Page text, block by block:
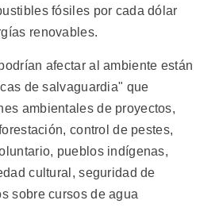
fósiles por cada dólar
renovables.
afectar al ambiente están
de salvaguardia" que
ambientales de proyectos,
control de pestes,
pueblos indígenas,
cultural, seguridad de
sobre cursos de agua